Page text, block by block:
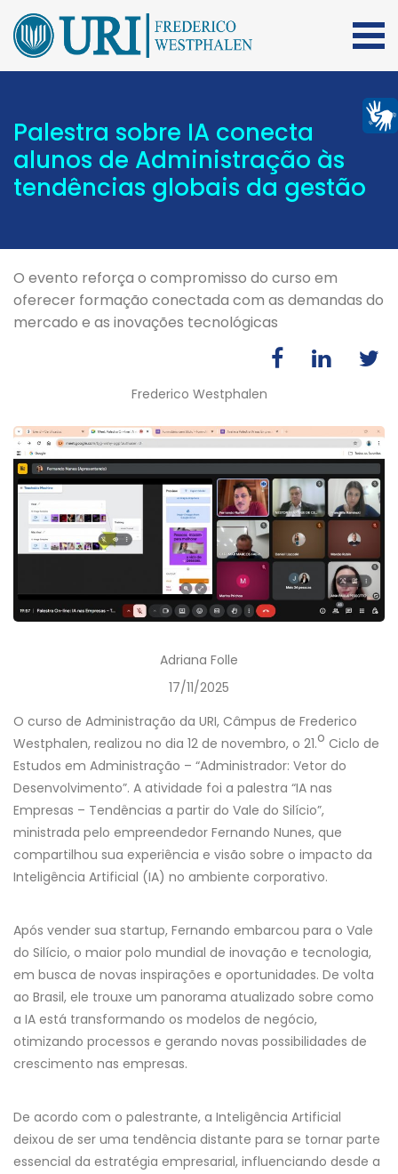
Palestra sobre IA conecta
alunos de Administração às
tendências globais da gestão
O evento reforça o compromisso do curso em
oferecer formação conectada com as demandas do
mercado e as inovações tecnológicas
Frederico Westphalen
Adriana Folle
17/11/2025
O curso de Administração da URI, Câmpus de Frederico
Westphalen, realizou no dia 12 de novembro, o 21.o Ciclo de
Estudos em Administração – “Administrador: Vetor do
Desenvolvimento”. A atividade foi a palestra “IA nas
Empresas – Tendências a partir do Vale do Silício”,
ministrada pelo empreendedor Fernando Nunes, que
compartilhou sua experiência e visão sobre o impacto da
Inteligência Artificial (IA) no ambiente corporativo.
Após vender sua startup, Fernando embarcou para o Vale
do Silício, o maior polo mundial de inovação e tecnologia,
em busca de novas inspirações e oportunidades. De volta
ao Brasil, ele trouxe um panorama atualizado sobre como
a IA está transformando os modelos de negócio,
otimizando processos e gerando novas possibilidades de
crescimento nas empresas.
De acordo com o palestrante, a Inteligência Artificial
deixou de ser uma tendência distante para se tornar parte
essencial da estratégia empresarial, influenciando desde a